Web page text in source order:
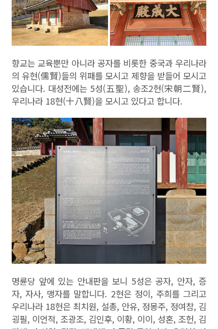
향교는 교육뿐만 아니라 공자를 비롯한 중국과 우리나라
의 유현(儒賢)들의 위패를 모시고 제향을 받들어 모시고
있습니다. 대성전에는 5성(五聖), 송조2현(宋朝二賢),
우리나라 18현(十八賢)을 모시고 있다고 합니다.
명륜당 앞에 있는 안내판을 보니 5성은 공자, 안자, 증
자,자사, 맹자를 말합니다. 2현은 정이, 주희를 그리고
우리나라 18현은 최치원, 설총, 안유, 정몽주, 정여참, 김
굉필, 이언적, 조광조, 김인후, 이황, 이이, 성혼, 조헌, 김